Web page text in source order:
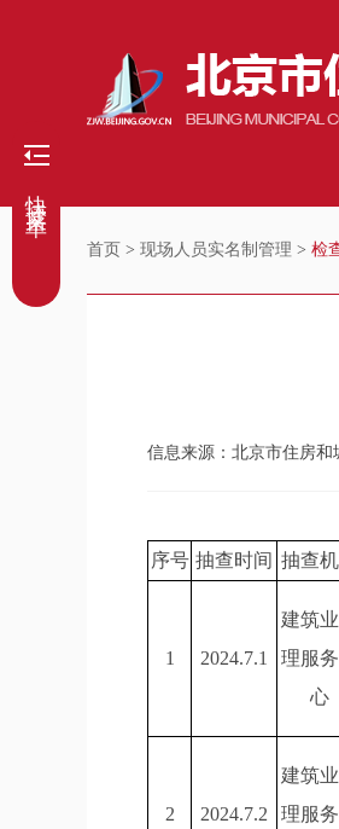
首页 > 现场人员实名制管理 > 检
信息来源：北京市住房和
序号 抽查时间 抽查
1 2024.7.1
建筑
理服
心
2 2024.7.2
建筑
理服
快捷菜单